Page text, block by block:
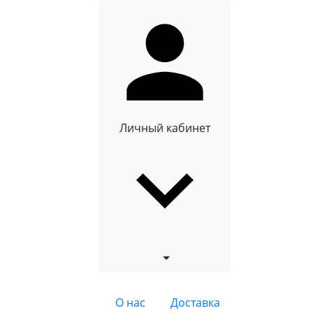
Личный кабинет
О нас Доставка